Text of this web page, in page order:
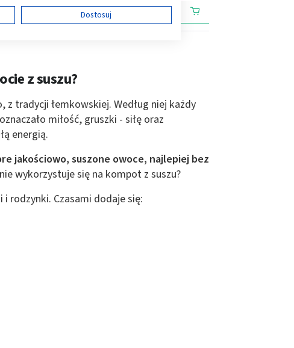
z suszu?
tradycji łemkowskiej. Według niej każdy
miłość, gruszki - siłę oraz
energią.
jakościowo, suszone owoce, najlepiej bez
wykorzystuje się na kompot z suszu?
rodzynki. Czasami dodaje się:
źródeł
Dostosuj